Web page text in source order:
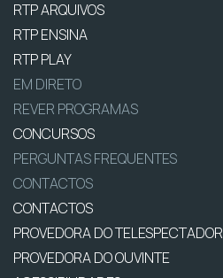
RTP ARQUIVOS
RTP ENSINA
RTP PLAY
EM DIRETO
REVER PROGRAMAS
CONCURSOS
PERGUNTAS FREQUENTES
CONTACTOS
CONTACTOS
PROVEDORA DO TELESPECTADOR
PROVEDORA DO OUVINTE